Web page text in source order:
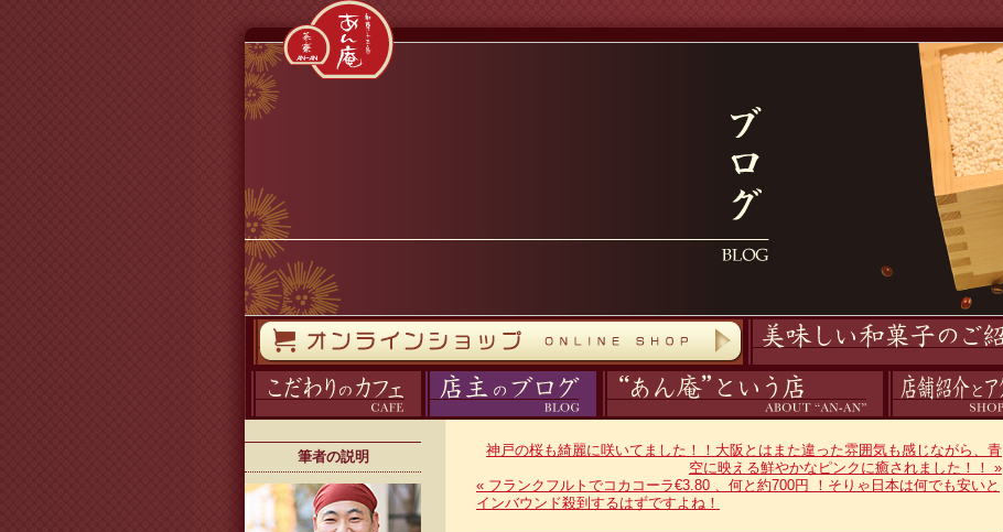
筆者の説明
神戸の桜も綺麗に咲いてました！！大阪とはまた違った雰囲気も感じながら、青
空に映える鮮やかなピンクに癒されました！！ »
« フランクフルトでコカコーラ€3.80 、何と約700円 ！そりゃ日本は何でも安いと
インバウンド殺到するはずですよね！